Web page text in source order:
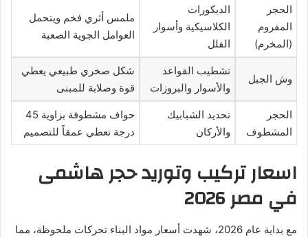
الحجر
المفروم
(المخرم)
الديكورات
الكلاسيكية وأسوار
الفلل
ملمس أثري فخم ويتحمل
العوامل الجوية الصعبة
وش الجبل
تشطيب القواعد
والأسوار والبروزات
شكل صخري طبيعي يعطي
قوة وصلابة للمبنى
الحجر
المشطوف
تحديد الشبابيك
والأركان
حواف مشطوفة بزاوية 45
درجة تعطي عمقاً للتصميم
اسعار تركيب وتوريد حجر هاشمى
في مصر 2026
مع بداية عام 2026، شهدت أسعار مواد البناء تحركات ملحوظة، مما